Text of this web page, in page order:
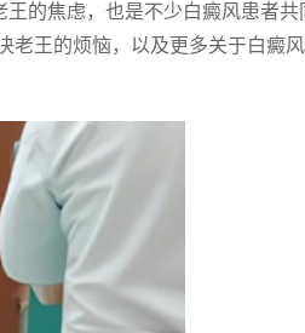
的焦虑，也是不少白癜风患者
老王的烦恼，以及更多关于白癜